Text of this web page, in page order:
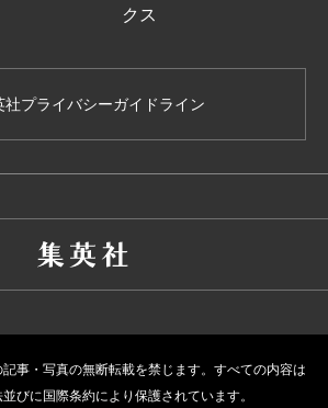
クス
社プライバシーガイドライン
事・写真の無断転載を禁じます。すべての内容は
びに国際条約により保護されています。